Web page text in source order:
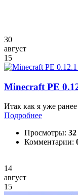
30
август
15
Minecraft PE
Итак как я уже
Подробнее
Просмотры: 32
Комментарии:
14
август
15